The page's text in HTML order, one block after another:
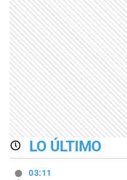
LO ÚLTIMO
03:11